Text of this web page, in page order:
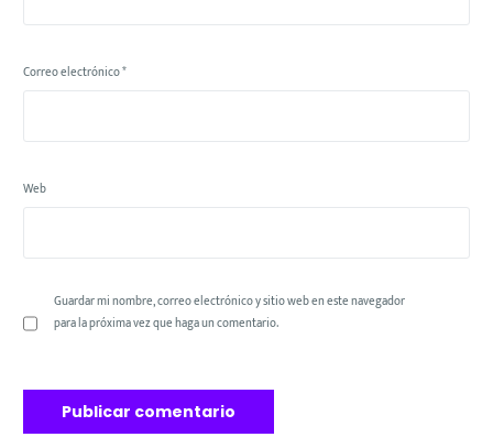
Correo electrónico*
Web
Guardar mi nombre, correo electrónico y sitio web en este navegador
para la próxima vez que haga un comentario.